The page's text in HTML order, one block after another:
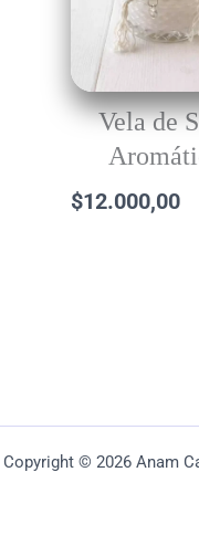
Vela de
$12.000,00
Copyright © 2026 Anam